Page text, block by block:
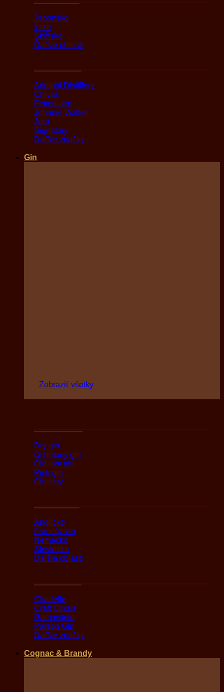
Japonsko
Írsko
Škótsko
Ďaľšie oblasti
Adelphi Distillery
Chivas
Fettercairn
Johnnie Walker
Jura
Signatory
Ďaľšie značky
Gin
Zobraziť všetky
Dry gin
Ochutený gin
Old tom gin
Pink gin
Gin sety
Anglicko
Francúzsko
Nemecko
Slovinsko
Ďaľšie oblasti
Citadelle
Craft Circus
Rammstein
Parson Gin
Ďaľšie značky
Cognac & Brandy